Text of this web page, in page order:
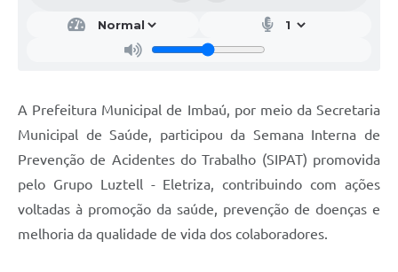
A Prefeitura Municipal de Imbaú, por meio da Secretaria
Municipal de Saúde, participou da Semana Interna de
Prevenção de Acidentes do Trabalho (SIPAT) promovida
pelo Grupo Luztell - Eletriza, contribuindo com ações
voltadas à promoção da saúde, prevenção de doenças e
melhoria da qualidade de vida dos colaboradores.